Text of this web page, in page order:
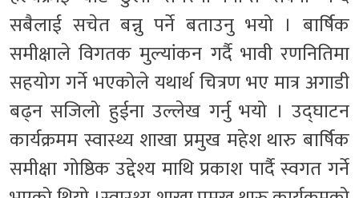
सबैलाई सचेत बन्नु पर्ने बताउनु भयो । बार्षिक
समीक्षाले विगतक मुल्यांकन गर्दै भावी रणनितिमा
सहयोग गर्ने भएकोले यथार्थ चित्रण भए मात्र अगाडी
बढ्न सजिलो हुईना उल्लेख गर्नु भयो । उद्घाटन
कार्यक्रमम स्वास्थ्य शाखा प्रमुख महेश थारु बार्षिक
समीक्षा गोष्ठिक उद्देश्य माथि प्रकाश पार्दै स्वगत गर्ने